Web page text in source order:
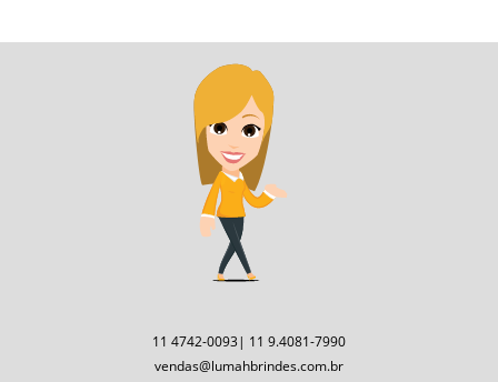
11 4742-0093| 11 9.4081-7990
vendas@lumahbrindes.com.br